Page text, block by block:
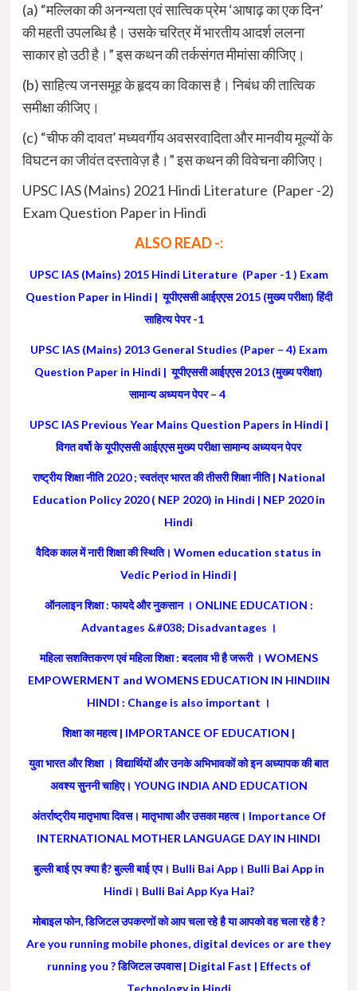
(a) “मल्लिका की अनन्यता एवं सात्विक प्रेम ‘आषाढ़ का एक दिन’
की महती उपलब्धि है। उसके चरित्र में भारतीय आदर्श ललना
साकार हो उठी है।” इस कथन की तर्कसंगत मीमांसा कीजिए।
(b) साहित्य जनसमूह के हृदय का विकास है। निबंध की तात्विक
समीक्षा कीजिए।
(c) “चीफ की दावत’ मध्यवर्गीय अवसरवादिता और मानवीय मूल्यों के
विघटन का जीवंत दस्तावेज़ है।” इस कथन की विवेचना कीजिए।
UPSC IAS (Mains) 2021 Hindi Literature (Paper -2)
Exam Question Paper in Hindi
ALSO READ -:
UPSC IAS (Mains) 2015 Hindi Literature (Paper -1 ) Exam
Question Paper in Hindi | यूपीएससी आईएएस 2015 (मुख्य परीक्षा) हिंदी
साहित्य पेपर -1
UPSC IAS (Mains) 2013 General Studies (Paper – 4) Exam
Question Paper in Hindi | यूपीएससी आईएएस 2013 (मुख्य परीक्षा)
सामान्य अध्ययन पेपर – 4
UPSC IAS Previous Year Mains Question Papers in Hindi |
विगत वर्षो के यूपीएससी आईएएस मुख्य परीक्षा सामान्य अध्ययन पेपर
राष्ट्रीय शिक्षा नीति 2020 ; स्वतंत्र भारत की तीसरी शिक्षा नीति | National
Education Policy 2020 ( NEP 2020) in Hindi | NEP 2020 in
Hindi
वैदिक काल में नारी शिक्षा की स्थिति। Women education status in
Vedic Period in Hindi |
ऑनलाइन शिक्षा : फायदे और नुकसान । ONLINE EDUCATION :
Advantages &#038; Disadvantages ।
महिला सशक्तिकरण एवं महिला शिक्षा : बदलाव भी है जरूरी । WOMENS
EMPOWERMENT and WOMENS EDUCATION IN HINDIIN
HINDI : Change is also important ।
शिक्षा का महत्व | IMPORTANCE OF EDUCATION |
युवा भारत और शिक्षा । विद्यार्थियों और उनके अभिभावकों को इन अध्यापक की बात
अवश्य सुननी चाहिए। YOUNG INDIA AND EDUCATION
अंतर्राष्ट्रीय मातृभाषा दिवस। मातृभाषा और उसका महत्व। Importance Of
INTERNATIONAL MOTHER LANGUAGE DAY IN HINDI
बुल्ली बाई एप क्या है? बुल्ली बाई एप। Bulli Bai App। Bulli Bai App in
Hindi। Bulli Bai App Kya Hai?
मोबाइल फोन, डिजिटल उपकरणों को आप चला रहे है या आपको वह चला रहे है ?
Are you running mobile phones, digital devices or are they
running you ? डिजिटल उपवास | Digital Fast | Effects of